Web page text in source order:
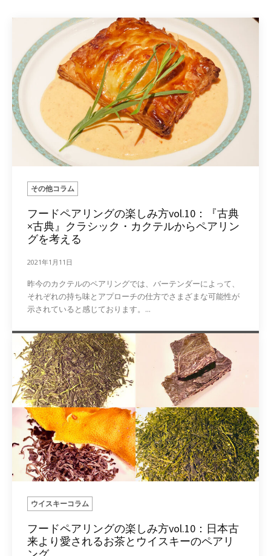
その他コラム
フードペアリングの楽しみ方vol.10：『古典
×古典』クラシック・カクテルからペアリン
グを考える
2021年1月11日
昨今のカクテルのペアリングでは、バーテンダーによって、
それぞれの持ち味とアプローチの仕方でさまざまな可能性が
示されていると感じております。...
ウイスキーコラム
フードペアリングの楽しみ方vol.10：日本古
来より愛されるお茶とウイスキーのペアリ